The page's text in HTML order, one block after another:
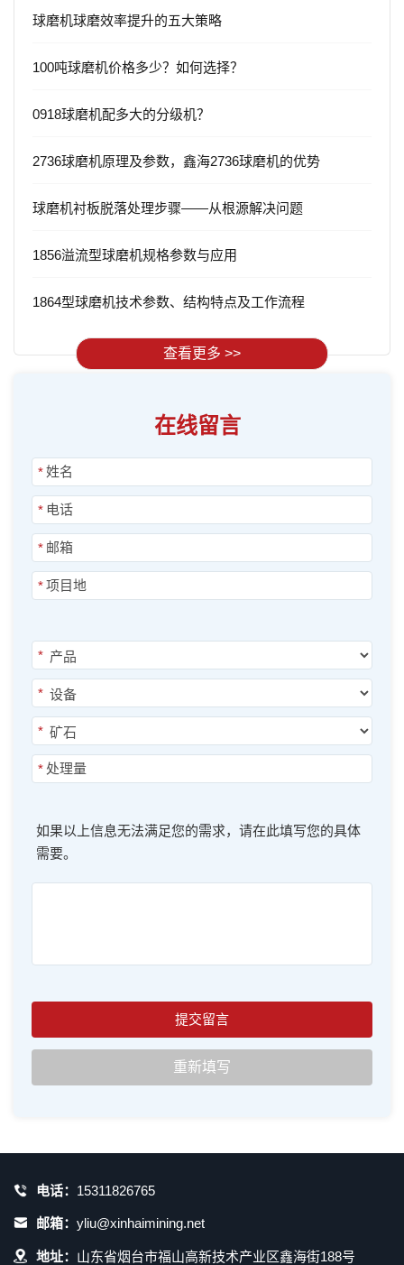
球磨机球磨效率提升的五大策略
100吨球磨机价格多少？如何选择？
0918球磨机配多大的分级机？
2736球磨机原理及参数，鑫海2736球磨机的优势
球磨机衬板脱落处理步骤——从根源解决问题
1856溢流型球磨机规格参数与应用
1864型球磨机技术参数、结构特点及工作流程
查看更多 >>
在线留言
*
*
*
*
*
*
*
*
如果以上信息无法满足您的需求，请在此填写您的具体
需要。
电话： 15311826765
邮箱： yliu@xinhaimining.net
地址： 山东省烟台市福山高新技术产业区鑫海街188号